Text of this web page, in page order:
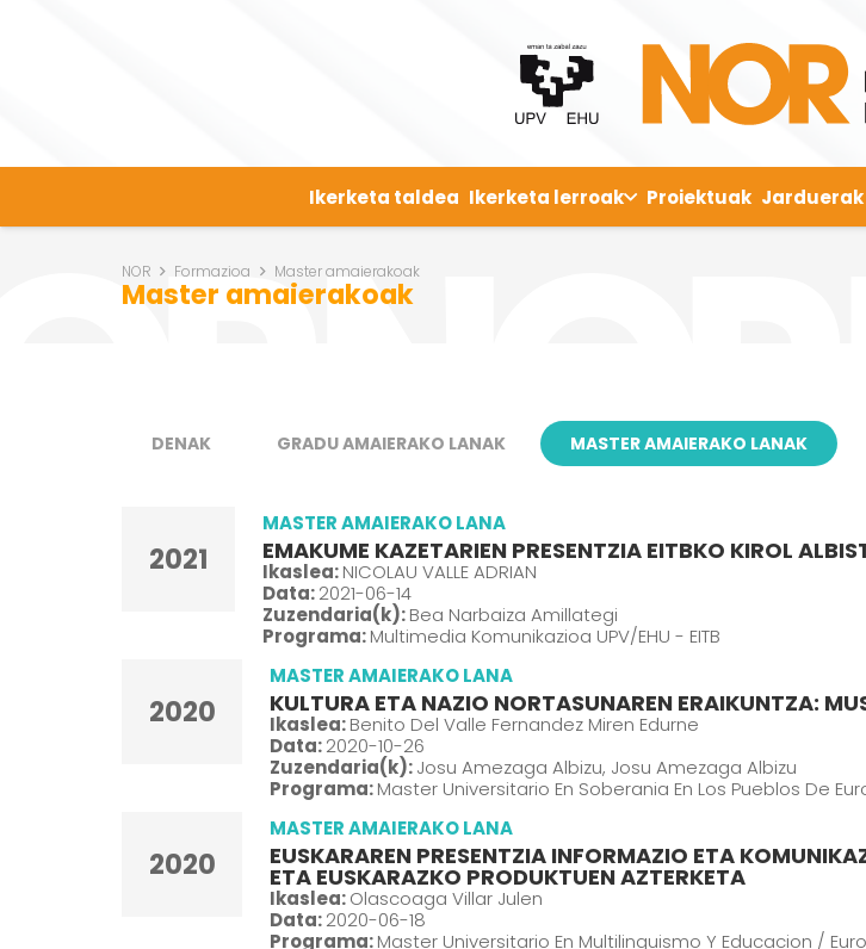
Ikerketa taldea Ikerketa lerroak Proiektuak Jarduerak
NOR Formazioa Master amaierakoak
Master amaierakoak
DENAK GRADU AMAIERAKO LANAK MASTER AMAIERAKO LANAK
2021
MASTER AMAIERAKO LANA
EMAKUME KAZETARIEN PRESENTZIA EITBKO KIROL
Ikaslea:NICOLAU VALLE ADRIAN
Data:2021-06-14
Zuzendaria(k):Bea Narbaiza Amillategi
Programa:Multimedia Komunikazioa UPV/EHU - EITB
2020
MASTER AMAIERAKO LANA
KULTURA ETA NAZIO NORTASUNAREN ERAIKUNTZA:
Ikaslea:Benito Del Valle Fernandez Miren Edurne
Data:2020-10-26
Zuzendaria(k):Josu Amezaga Albizu, Josu Amezaga Albizu
Programa:Master Universitario En Soberania En Los Pueblos De
2020
MASTER AMAIERAKO LANA
EUSKARAREN PRESENTZIA INFORMAZIO ETA
ETA EUSKARAZKO PRODUKTUEN AZTERKETA
Ikaslea:Olascoaga Villar Julen
Data:2020-06-18
Programa:Master Universitario En Multilinguismo Y Educacion /